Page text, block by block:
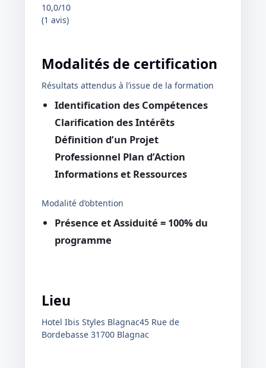
10,0/10
(1 avis)
Modalités de certification
Résultats attendus à l’issue de la formation
Identification des Compétences
Clarification des Intérêts
Définition d’un Projet
Professionnel Plan d’Action
Informations et Ressources
Modalité d’obtention
Présence et Assiduité = 100% du
programme
Lieu
Hotel Ibis Styles Blagnac45 Rue de
Bordebasse 31700 Blagnac